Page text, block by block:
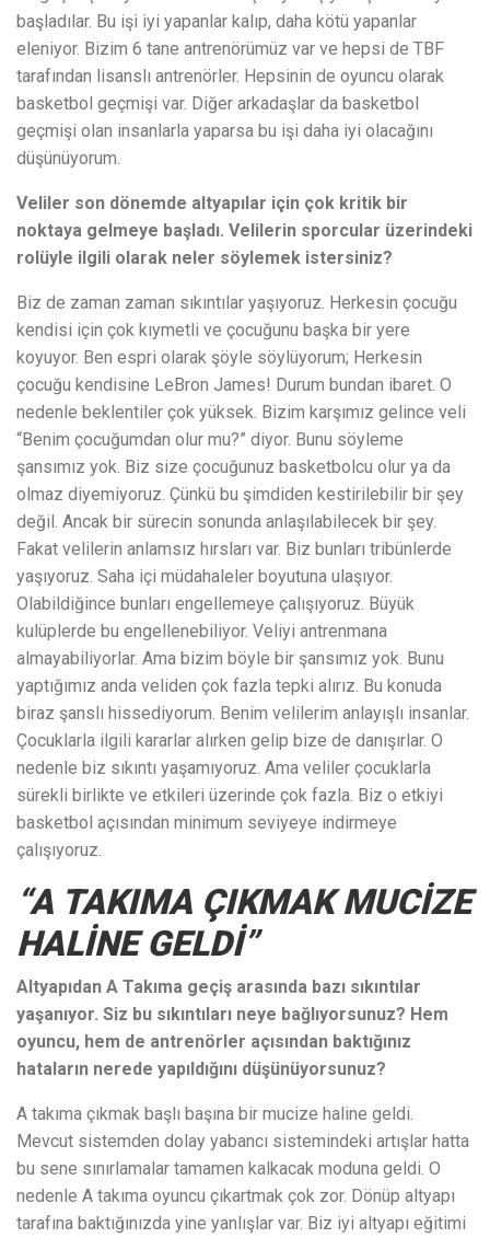
başladılar. Bu işi iyi yapanlar kalıp, daha kötü yapanlar
eleniyor. Bizim 6 tane antrenörümüz var ve hepsi de TBF
tarafından lisanslı antrenörler. Hepsinin de oyuncu olarak
basketbol geçmişi var. Diğer arkadaşlar da basketbol
geçmişi olan insanlarla yaparsa bu işi daha iyi olacağını
düşünüyorum.
Veliler son dönemde altyapılar için çok kritik bir
noktaya gelmeye başladı. Velilerin sporcular üzerindeki
rolüyle ilgili olarak neler söylemek istersiniz?
Biz de zaman zaman sıkıntılar yaşıyoruz. Herkesin çocuğu
kendisi için çok kıymetli ve çocuğunu başka bir yere
koyuyor. Ben espri olarak şöyle söylüyorum; Herkesin
çocuğu kendisine LeBron James! Durum bundan ibaret. O
nedenle beklentiler çok yüksek. Bizim karşımız gelince veli
“Benim çocuğumdan olur mu?” diyor. Bunu söyleme
şansımız yok. Biz size çocuğunuz basketbolcu olur ya da
olmaz diyemiyoruz. Çünkü bu şimdiden kestirilebilir bir şey
değil. Ancak bir sürecin sonunda anlaşılabilecek bir şey.
Fakat velilerin anlamsız hırsları var. Biz bunları tribünlerde
yaşıyoruz. Saha içi müdahaleler boyutuna ulaşıyor.
Olabildiğince bunları engellemeye çalışıyoruz. Büyük
kulüplerde bu engellenebiliyor. Veliyi antrenmana
almayabiliyorlar. Ama bizim böyle bir şansımız yok. Bunu
yaptığımız anda veliden çok fazla tepki alırız. Bu konuda
biraz şanslı hissediyorum. Benim velilerim anlayışlı insanlar.
Çocuklarla ilgili kararlar alırken gelip bize de danışırlar. O
nedenle biz sıkıntı yaşamıyoruz. Ama veliler çocuklarla
sürekli birlikte ve etkileri üzerinde çok fazla. Biz o etkiyi
basketbol açısından minimum seviyeye indirmeye
çalışıyoruz.
“A TAKIMA ÇIKMAK MUCİZE
HALİNE GELDİ”
Altyapıdan A Takıma geçiş arasında bazı sıkıntılar
yaşanıyor. Siz bu sıkıntıları neye bağlıyorsunuz? Hem
oyuncu, hem de antrenörler açısından baktığınız
hataların nerede yapıldığını düşünüyorsunuz?
A takıma çıkmak başlı başına bir mucize haline geldi.
Mevcut sistemden dolay yabancı sistemindeki artışlar hatta
bu sene sınırlamalar tamamen kalkacak moduna geldi. O
nedenle A takıma oyuncu çıkartmak çok zor. Dönüp altyapı
tarafına baktığınızda yine yanlışlar var. Biz iyi altyapı eğitimi